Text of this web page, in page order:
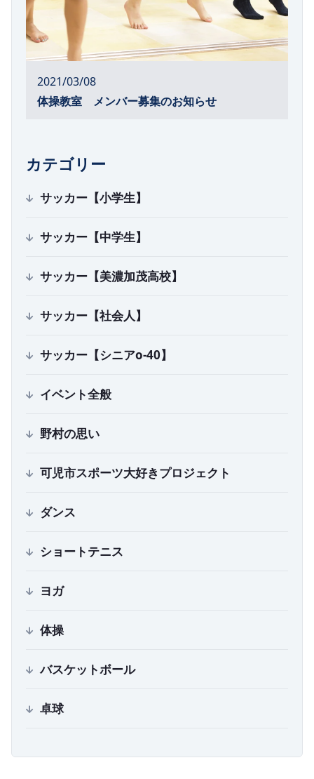
2021/03/08
体操教室 メンバー募集のお知らせ
カテゴリー
サッカー【小学生】
サッカー【中学生】
サッカー【美濃加茂高校】
サッカー【社会人】
サッカー【シニアo-40】
イベント全般
野村の思い
可児市スポーツ大好きプロジェクト
ダンス
ショートテニス
ヨガ
体操
バスケットボール
卓球